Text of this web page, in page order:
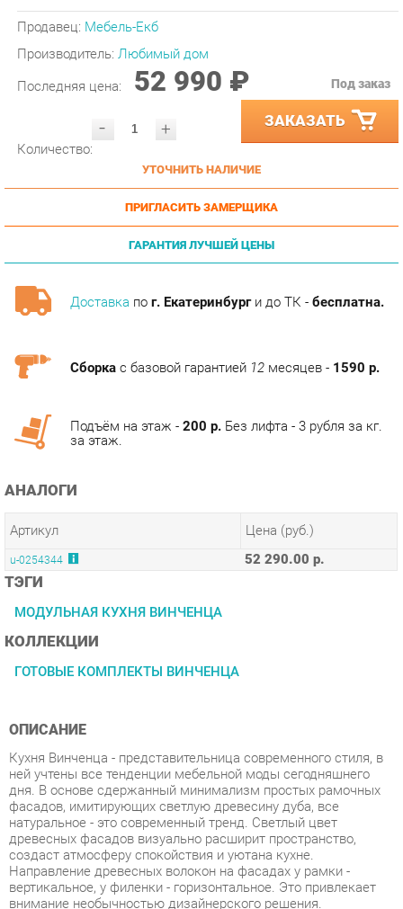
Производитель:Любимый дом
Последняя цена: 52 990 ₽
- ЗАКАЗАТЬ
УТОЧНИТЬ НАЛИЧИЕ
ПРИГЛАСИТЬ ЗАМЕРЩИКА
ГАРАНТИЯ ЛУЧШЕЙ ЦЕНЫ
Доставкапог. Екатеринбурги до ТК -бесплатна.
АНАЛОГИ
Артикул
u-0254344 52 290.00 р.
ТЭГИ
МОДУЛЬНАЯ КУХНЯ ВИНЧЕНЦА
КОЛЛЕКЦИИ
ГОТОВЫЕ КОМПЛЕКТЫ ВИНЧЕНЦА
ОПИСАНИЕ
дня. В основе сдержанный минимализм простых рамочных
натуральное - это современный тренд. Светлый цвет
древесных фасадов визуально расширит пространство,
создаст атмосферу спокойствия и уютана кухне.
Направление древесных волокон на фасадах у рамки -
вертикальное, у филенки - горизонтальное. Это привлекает
внимание необычностью дизайнерского решения.
Индивидуальность кухне придают детали стекло сатин,
делающее кухню легче, а за полупрозрачностью стекла
посуда смотрится дорого, служит еще и украшением.
Рамочные фасады 90 градусов встречаются довольно редко